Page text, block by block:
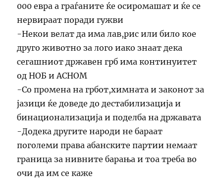
000 евра а граѓаните ќе осиромашат и ќе се
нервираат поради гужви
-Некои велат да има лав,рис или било кое
друго животно за лого иако знаат дека
сегашниот државен грб има континуитет
од НОБ и АСНОМ
-Со промена на грбот,химната и законот за
јазици ќе доведе до дестабилизација и
бинационализација и поделба на државата
-Додека другите народи не бараат
поголеми права абанските партии немаат
граница за нивните барања и тоа треба во
очи да им се каже